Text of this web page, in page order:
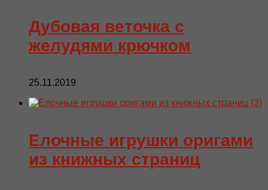
Дубовая веточка с
желудями крючком
25.11.2019
Елочные игрушки оригами
из книжных страниц